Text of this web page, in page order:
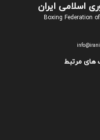
اسلامی ایران
Boxing Federation
های مرتبط